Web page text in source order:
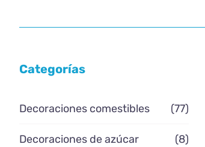
Categorías
Decoraciones comestibles (77)
Decoraciones de azúcar (8)